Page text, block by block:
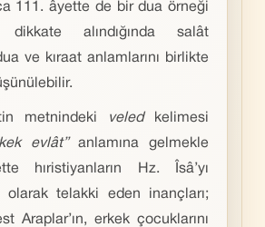
111. âyette de bir dua örneği
alındığında salât
ve kıraat anlamlarını birlikte
metnindeki veledkelimesi
evlât”anlamına gelmekle
hıristiyanların Hz. Îsâ’yı
olarak telakki eden inançları;
Araplar’ın, erkek çocuklarını